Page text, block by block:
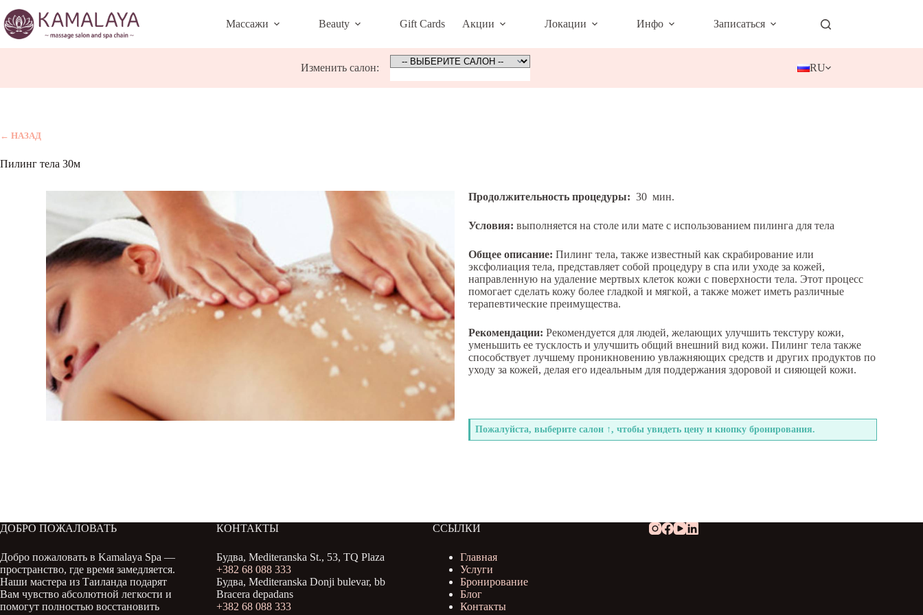
to
content
Массажи Beauty Gift Cards Акции Локации Инфо Записаться
Изменить салон: RU
← НАЗАД
Пилинг тела 30м
Продолжительность процедуры: 30 мин.
Условия: выполняется на столе или мате с использованием пилинга для тела
Общее описание: Пилинг тела, также известный как скрабирование или
эксфолиация тела, представляет собой процедуру в спа или уходе за кожей,
направленную на удаление мертвых клеток кожи с поверхности тела. Этот процесс
помогает сделать кожу более гладкой и мягкой, а также может иметь различные
терапевтические преимущества.
Рекомендации: Рекомендуется для людей, желающих улучшить текстуру кожи,
уменьшить ее тусклость и улучшить общий внешний вид кожи. Пилинг тела также
способствует лучшему проникновению увлажняющих средств и других продуктов по
уходу за кожей, делая его идеальным для поддержания здоровой и сияющей кожи.
Пожалуйста, выберите салон ↑, чтобы увидеть цену и кнопку бронирования.
ДОБРО ПОЖАЛОВАТЬ
Добро пожаловать в Kamalaya Spa —
пространство, где время замедляется.
Наши мастера из Таиланда подарят
Вам чувство абсолютной легкости и
помогут полностью восстановить
КОНТАКТЫ
Будва, Mediteranska St., 53, TQ Plaza
+382 68 088 333
Будва, Mediteranska Donji bulevar, bb
Bracera depadans
+382 68 088 333
ССЫЛКИ
Главная
Услуги
Бронирование
Блог
Контакты